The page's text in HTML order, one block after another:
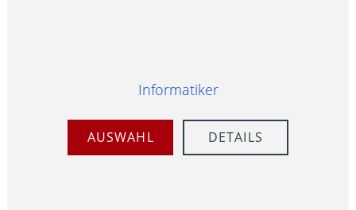
Informatiker
AUSWAHL DETAILS